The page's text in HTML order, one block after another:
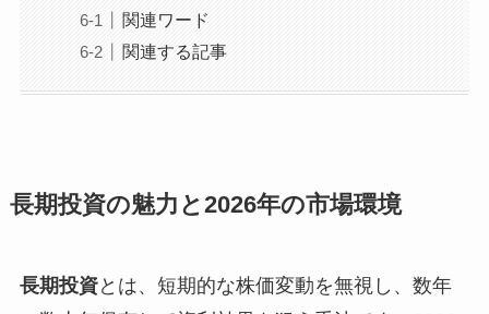
関連ワード
関連する記事
長期投資の魅力と2026年の市場環境
長期投資とは、短期的な株価変動を無視し、数年